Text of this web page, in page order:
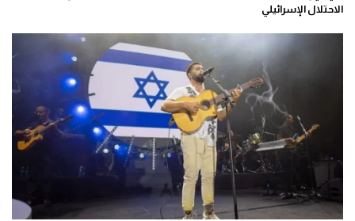
الاحتلال الإسرائيلي